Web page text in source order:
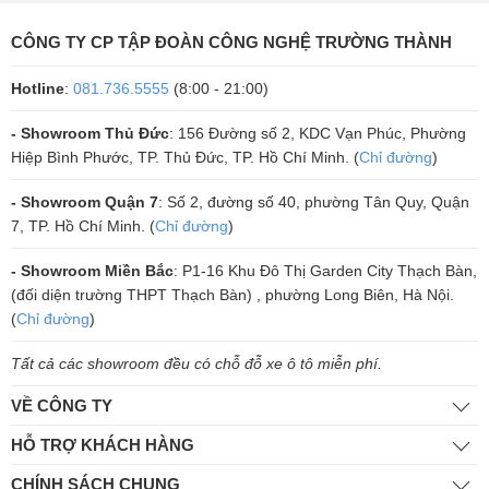
Nhà máy của CAVS được đặt tại Hàn Quốc và Trung Quốc, áp dụng
CÔNG TY CP TẬP ĐOÀN CÔNG NGHỆ TRƯỜNG THÀNH
Hotline: 081.736.5555 (8:00 - 21:00)
- Showroom Thủ Đức: 156 Đường số 2, KDC Vạn Phúc, Phường
Hiệp Bình Phước, TP. Thủ Đức, TP. Hồ Chí Minh. (Chỉ đường)
- Showroom Quận 7: Số 2, đường số 40, phường Tân Quy, Quận
7, TP. Hồ Chí Minh. (Chỉ đường)
- Showroom Miền Bắc: P1-16 Khu Đô Thị Garden City Thạch Bàn,
(đối diện trường THPT Thạch Bàn) , phường Long Biên, Hà Nội.
(Chỉ đường)
Tất cả các showroom đều có chỗ đỗ xe ô tô miễn phí.
VỀ CÔNG TY
HỖ TRỢ KHÁCH HÀNG
CHÍNH SÁCH CHUNG